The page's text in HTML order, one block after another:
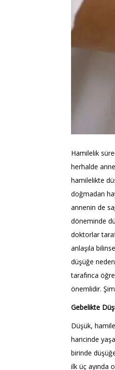
Hamilelik
herhalde
hamilelikte
doğmadan
annenin de
döneminde
doktorlar
anlaşıla
düşüğe
tarafınca
önemlidir.
Gebelikte
Düşük,
haricinde
birinde
ilk üç ayında